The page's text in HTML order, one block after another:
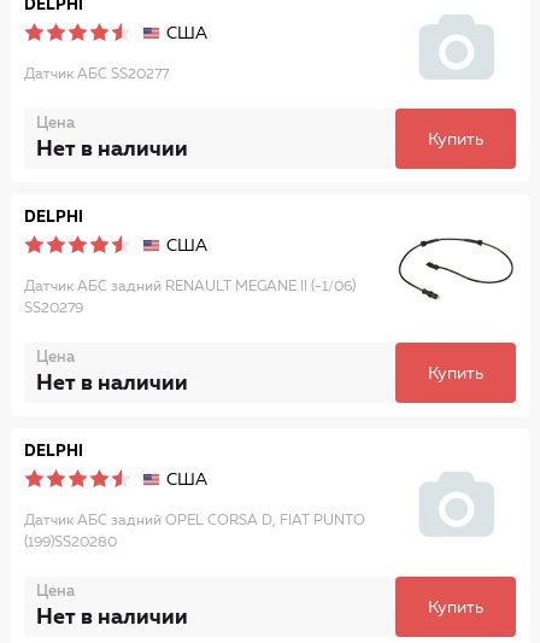
DELPHI
США
Датчик АБС SS20277
Цена
Нет в наличии Купить
DELPHI
США
Датчик АБС задний RENAULT MEGANE II (-1/06)
SS20279
Цена
Нет в наличии Купить
DELPHI
США
Датчик АБС задний OPEL CORSA D, FIAT PUNTO
(199)SS20280
Цена
Нет в наличии Купить